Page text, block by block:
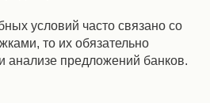
условий часто связано со
то их обязательно
анализе предложений банков.